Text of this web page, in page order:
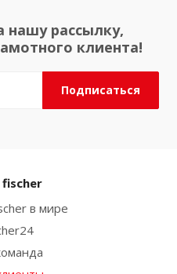
нашу рассылку,
клиента!
в мире